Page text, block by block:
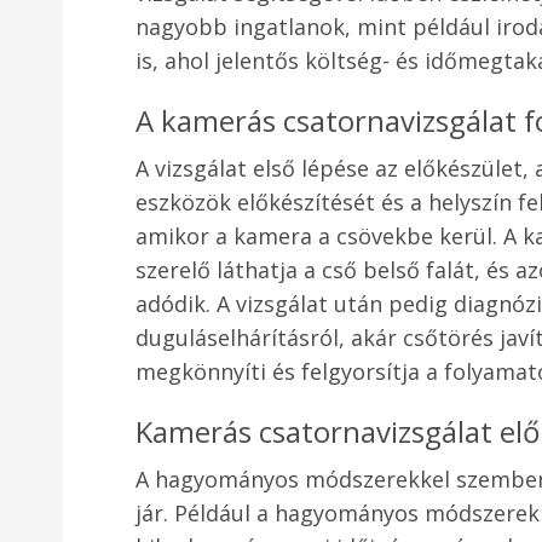
nagyobb ingatlanok, mint például
is, ahol jelentős költség- és
A kamerás csatornavizsgálat
A vizsgálat első lépése az
eszközök előkészítését és a helyszín
amikor a kamera a csövekbe kerül. A
szerelő láthatja a cső belső falát, és
adódik. A vizsgálat után pedig
duguláselhárításról, akár csőtörés
megkönnyíti és felgyorsítja a
Kamerás csatornavizsgálat
A hagyományos módszerekkel
jár. Például a hagyományos